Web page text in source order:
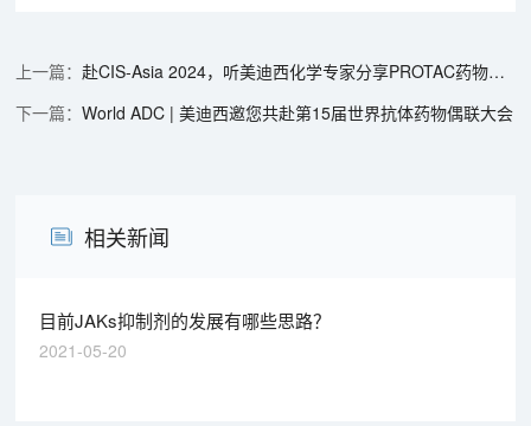
赴CIS-Asia 2024，听美迪西化学专家分享PROTAC药物研发与思考
World ADC | 美迪西邀您共赴第15届世界抗体药物偶联大会
相关新闻
目前JAKs抑制剂的发展有哪些思路？
2021-05-20